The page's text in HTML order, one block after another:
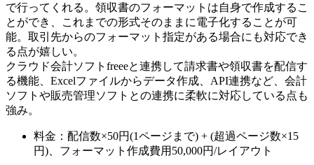
で行ってくれる。領収書のフォーマットは自身で作成するこ
とができ、これまでの形式そのままに電子化することが可
能。取引先からのフォーマット指定がある場合にも対応でき
る点が嬉しい。
クラウド会計ソフトfreeeと連携して請求書や領収書を配信す
る機能、Excelファイルからデータ作成、API連携など、会計
ソフトや販売管理ソフトとの連携に柔軟に対応している点も
強み。
料金：配信数×50円(1ページまで) + (超過ページ数×15
円)、フォーマット作成費用50,000円/レイアウト